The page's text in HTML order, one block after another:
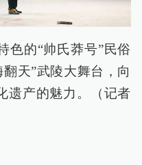
色的“帅氏莽号”民俗
天”武陵大舞台，向
遗产的魅力。（记者